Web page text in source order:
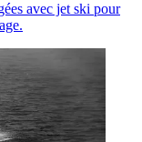
avec jet ski pour